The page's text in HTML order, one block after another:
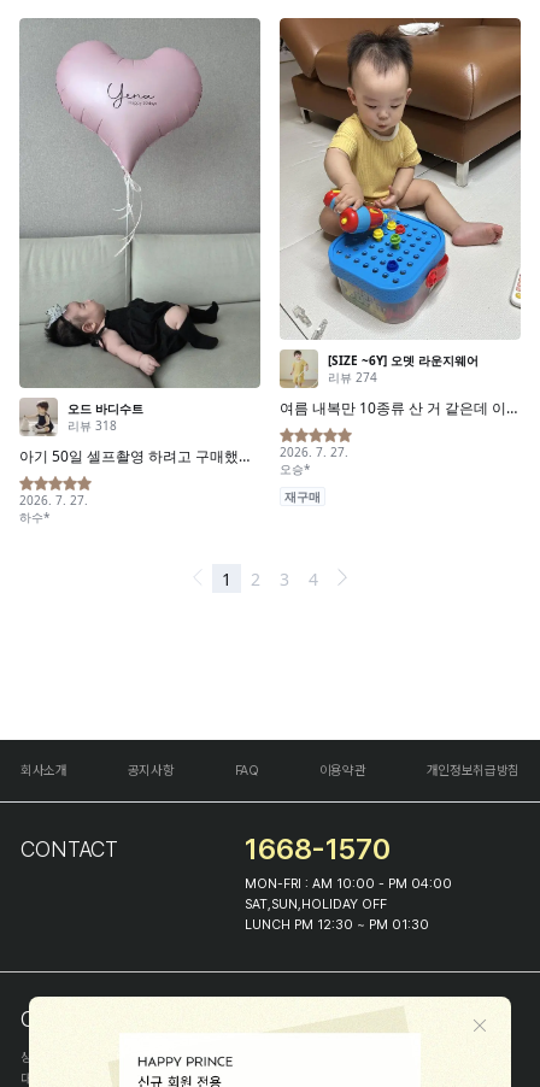
회사소개 공지사항 FAQ 이용약관 개인정보취급방침
CONTACT 1668-1570
MON-FRI : AM 10:00 - PM 04:00
SAT,SUN,HOLIDAY OFF
LUNCH PM 12:30 ~ PM 01:30
COMPANY INFO
상호
(주)해피프린스
대표
이화진